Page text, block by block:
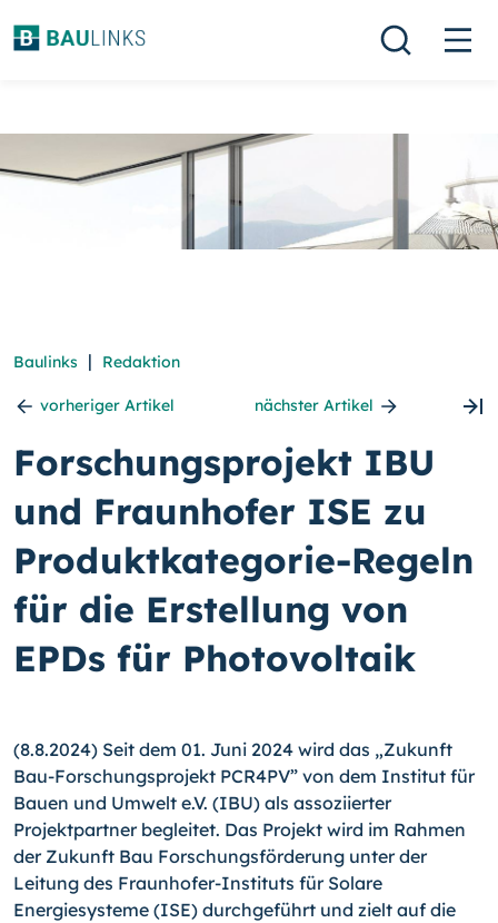
Baulinks | Redaktion
vorheriger Artikel nächster Artikel
Forschungsprojekt IBU
und Fraunhofer ISE zu
Produktkategorie-Regeln
für die Erstellung von
EPDs für Photovoltaik
(8.8.2024) Seit dem 01. Juni 2024 wird das „Zukunft
Bau-Forschungsprojekt PCR4PV” von dem Institut für
Bauen und Umwelt e.V. (IBU) als assoziierter
Projektpartner begleitet. Das Projekt wird im Rahmen
der Zukunft Bau Forschungsförderung unter der
Leitung des Fraunhofer-Instituts für Solare
Energiesysteme (ISE) durchgeführt und zielt auf die